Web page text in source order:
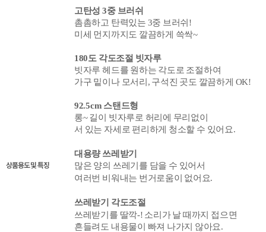
상품용도 및 특징
고탄성 3중 브러쉬
촘촘하고 탄력있는 3중 브러쉬!
미세 먼지까지도 깔끔하게 쓱싹~
180도 각도조절 빗자루
빗자루 헤드를 원하는 각도로 조절하여
가구 밑이나 모서리, 구석진 곳도 깔끔하게 OK!
92.5cm 스탠드형
롱~ 길이 빗자루로 허리에 무리없이
서 있는 자세로 편리하게 청소할 수 있어요.
대용량 쓰레받기
많은 양의 쓰레기를 담을 수 있어서
여러번 비워내는 번거로움이 없어요.
쓰레받기 각도조절
쓰레받기를 딸깍-! 소리가 날 때까지 접으면
흔들려도 내용물이 빠져 나가지 않아요.